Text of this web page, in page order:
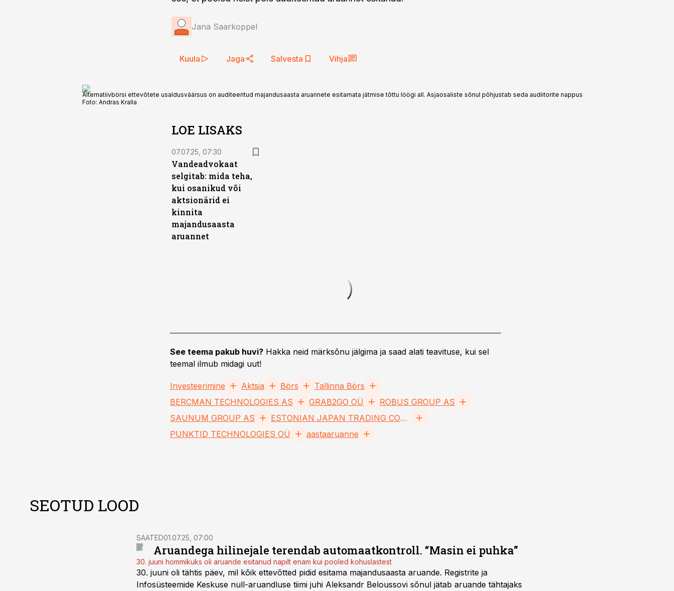
Jana Saarkoppel
Kuula Jaga Salvesta Vihja
Alternatiivbörsi ettevõtete usaldusväärsus on auditeeritud majandusaasta aruannete esitamata jätmise tõttu löögi all. Asjaosaliste sõnul põhjustab seda audiitorite nappus
Foto: Andras Kralla
LOE LISAKS
07.07.25, 07:30
Vandeadvokaat
selgitab: mida teha,
kui osanikud või
aktsionärid ei
kinnita
majandusaasta
aruannet
See teema pakub huvi? Hakka neid märksõnu jälgima ja saad alati teavituse, kui sel
teemal ilmub midagi uut!
Investeerimine Aktsia Börs
Tallinna Börs
BERCMAN TECHNOLOGIES AS
GRAB2GO OÜ
ROBUS GROUP AS
SAUNUM GROUP AS
ESTONIAN JAPAN TRADING COMPANY AS
PUNKTID TECHNOLOGIES OÜ
aastaaruanne
SEOTUD LOOD
SAATED01.07.25, 07:00
Aruandega hilinejale terendab automaatkontroll. “Masin ei puhka”
30. juuni hommikuks oli aruande esitanud napilt enam kui pooled kohuslastest
30. juuni oli tähtis päev, mil kõik ettevõtted pidid esitama majandusaasta aruande. Registrite ja
Infosüsteemide Keskuse null-aruandluse tiimi juhi Aleksandr Beloussovi sõnul jätab aruande tähtajaks